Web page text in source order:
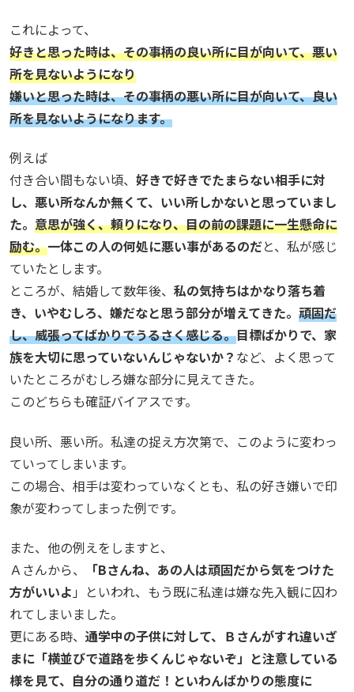
これによって、
好きと思った時は、その事柄の良い所に目が向いて、悪い
所を見ないようになり
嫌いと思った時は、その事柄の悪い所に目が向いて、良い
所を見ないようになります。
例えば
付き合い間もない頃、 好きで好きでたまらない相手に対
し、悪い所なんか無くて、いい所しかないと思っていまし
た。 意思が強く、頼りになり、目の前の課題に一生懸命に
励む。一体この人の何処に悪い事があるのだと、私が感じ
ていたとします。
ところが、結婚して数年後、 私の気持ちはかなり落ち着
き、いやむしろ、嫌だなと思う部分が増えてきた。 頑固だ
し、威張ってばかりでうるさく感じる。目標ばかりで、家
族を大切に思っていないんじゃないか？ など、よく思って
いたところがむしろ嫌な部分に見えてきた。
このどちらも確証バイアスです。
良い所、悪い所。私達の捉え方次第で、このように変わっ
ていってしまいます。
この場合、相手は変わっていなくとも、私の好き嫌いで印
象が変わってしまった例です。
また、他の例えをしますと、
Ａさんから、
「Bさんね、あの人は頑固だから気をつけた
方がいいよ 」といわれ、もう既に私達は嫌な先入観に囚わ
れてしまいました。
更にある時、 通学中の子供に対して、Ｂさんがすれ違いざ
まに「横並びで道路を歩くんじゃないぞ」と注意している
様を見て、自分の通り道だ！といわんばかりの態度に